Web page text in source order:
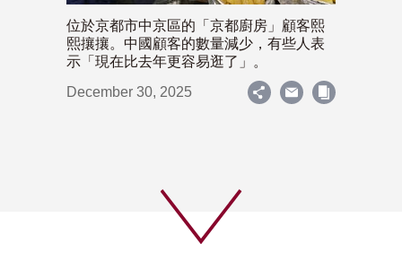
位於京都市中京區的「京都廚房」顧客熙
熙攘攘。中國顧客的數量減少，有些人表
示「現在比去年更容易逛了」。
December 30, 2025